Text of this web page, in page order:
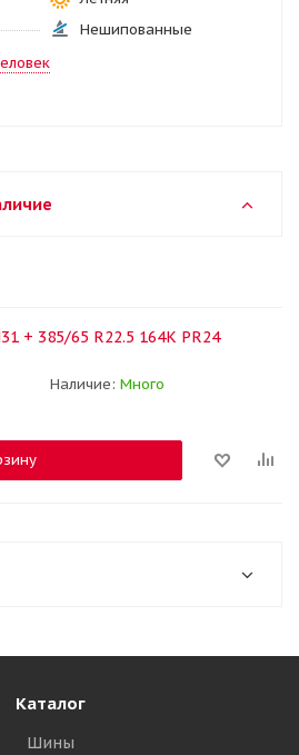
Нешипованные
+ 385/65 R22.5 164K PR24
Наличие: Много
Каталог
Шины